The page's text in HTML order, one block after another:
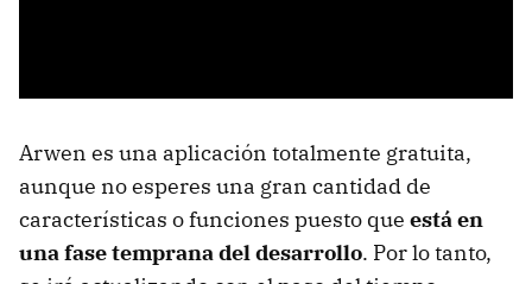
Arwen es una aplicación totalmente gratuita,
aunque no esperes una gran cantidad de
características o funciones puesto que está en
una fase temprana del desarrollo. Por lo tanto,